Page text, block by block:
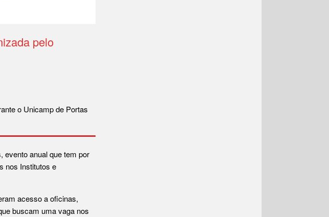
pelo
o Unicamp de Portas
evento anual que tem por
nos Institutos e
acesso a oficinas,
buscam uma vaga nos